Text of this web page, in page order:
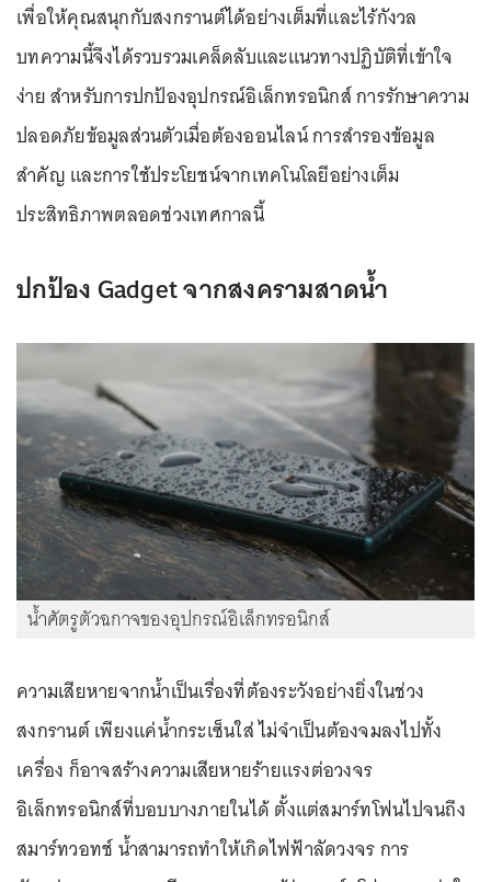
เพื่อให้คุณสนุกกับสงกรานต์ได้อย่างเต็มที่และไร้กังวล
บทความนี้จึงได้รวบรวมเคล็ดลับและแนวทางปฏิบัติที่เข้าใจ
ง่าย สำหรับการปกป้องอุปกรณ์อิเล็กทรอนิกส์ การรักษาความ
ปลอดภัยข้อมูลส่วนตัวเมื่อต้องออนไลน์ การสำรองข้อมูล
สำคัญ และการใช้ประโยชน์จากเทคโนโลยีอย่างเต็ม
ประสิทธิภาพตลอดช่วงเทศกาลนี้
ปกป้อง Gadget จากสงครามสาดน้ำ
น้ำศัตรูตัวฉกาจของอุปกรณ์อิเล็กทรอนิกส์
ความเสียหายจากน้ำเป็นเรื่องที่ต้องระวังอย่างยิ่งในช่วง
สงกรานต์ เพียงแค่น้ำกระเซ็นใส่ ไม่จำเป็นต้องจมลงไปทั้ง
เครื่อง ก็อาจสร้างความเสียหายร้ายแรงต่อวงจร
อิเล็กทรอนิกส์ที่บอบบางภายในได้ ตั้งแต่สมาร์ทโฟนไปจนถึง
สมาร์ทวอทช์ น้ำสามารถทำให้เกิดไฟฟ้าลัดวงจร การ